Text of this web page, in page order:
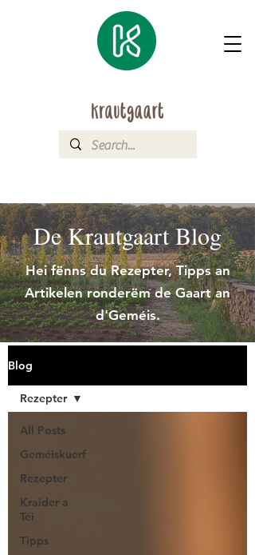
De Krautgaart Blog
Hei fënns du Rezepter, Tipps an
Artikelen ronderëm de Gaart an
d'Geméis.
Blog
All Posts
Geméiskuerf
Rezepter
Kraider a
Téi
Tipps
Rezepter